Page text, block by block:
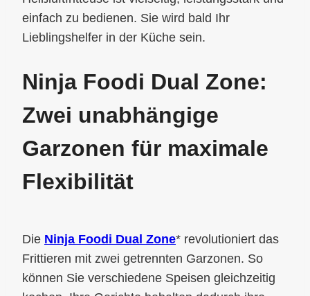
einfach zu bedienen. Sie wird bald Ihr
Lieblingshelfer in der Küche sein.
Ninja Foodi Dual Zone:
Zwei unabhängige
Garzonen für maximale
Flexibilität
Die Ninja Foodi Dual Zone* revolutioniert das
Frittieren mit zwei getrennten Garzonen. So
können Sie verschiedene Speisen gleichzeitig